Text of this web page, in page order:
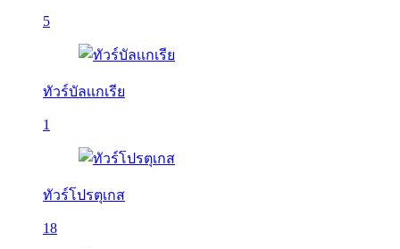
5
ทัวร์บัลเเกเรีย
1
ทัวร์โปรตุเกส
18